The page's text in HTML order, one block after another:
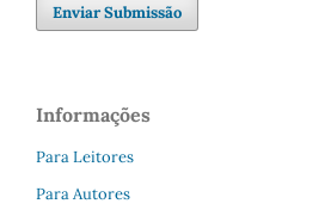
Enviar Submissão
Informações
Para Leitores
Para Autores